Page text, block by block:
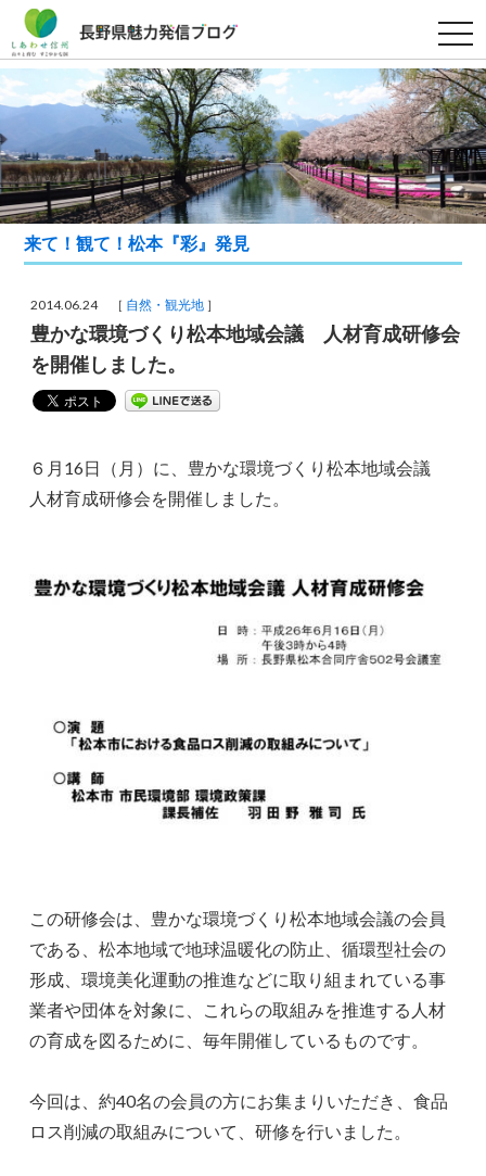
t
o
g
g
l
e
n
a
v
i
g
a
t
来て！観て！松本『彩』発見
2014.06.24 ［ 自然・観光地 ］
豊かな環境づくり松本地域会議 人材育成研修会
を開催しました。
６月16日（月）に、豊かな環境づくり松本地域会議
人材育成研修会を開催しました。
この研修会は、豊かな環境づくり松本地域会議の会員
である、松本地域で地球温暖化の防止、循環型社会の
形成、環境美化運動の推進などに取り組まれている事
業者や団体を対象に、これらの取組みを推進する人材
の育成を図るために、毎年開催しているものです。
今回は、約40名の会員の方にお集まりいただき、食品
ロス削減の取組みについて、研修を行いました。